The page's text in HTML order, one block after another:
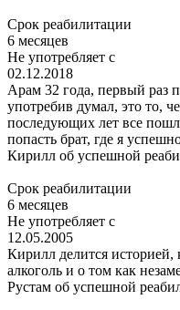
Срок реабилитации
6 месяцев
Не употребляет с
02.12.2018
Арам 32 года, первый раз
употребив думал, это то,
последующих лет все
попасть брат, где я
Кирилл об успешной
Срок реабилитации
6 месяцев
Не употребляет с
12.05.2005
Кирилл делится историей,
алкоголь и о том как
Рустам об успешной